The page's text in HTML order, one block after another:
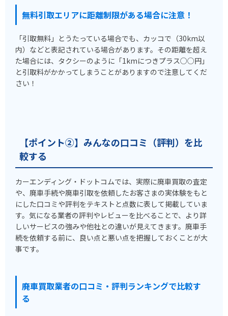
無料引取エリアに距離制限がある場合に注意！
「引取無料」とうたっている場合でも、カッコで（30km以
内）などと表記されている場合があります。その距離を超え
た場合には、タクシーのように「1kmにつきプラス○○円」
と引取料がかかってしまうことがありますので注意してくだ
さい！
【ポイント②】みんなの口コミ（評判）を比
較する
カーエンディング・ドットコムでは、実際に廃車買取の査定
や、廃車手続や廃車引取を依頼したお客さまの実体験をもと
にした口コミや評判をテキストと点数に表して掲載していま
す。気になる業者の評判やレビューを比べることで、より詳
しいサービスの強みや他社との違いが見えてきます。廃車手
続を依頼する前に、良い点と悪い点を把握しておくことが大
事です。
廃車買取業者の口コミ・評判ランキングで比較す
る